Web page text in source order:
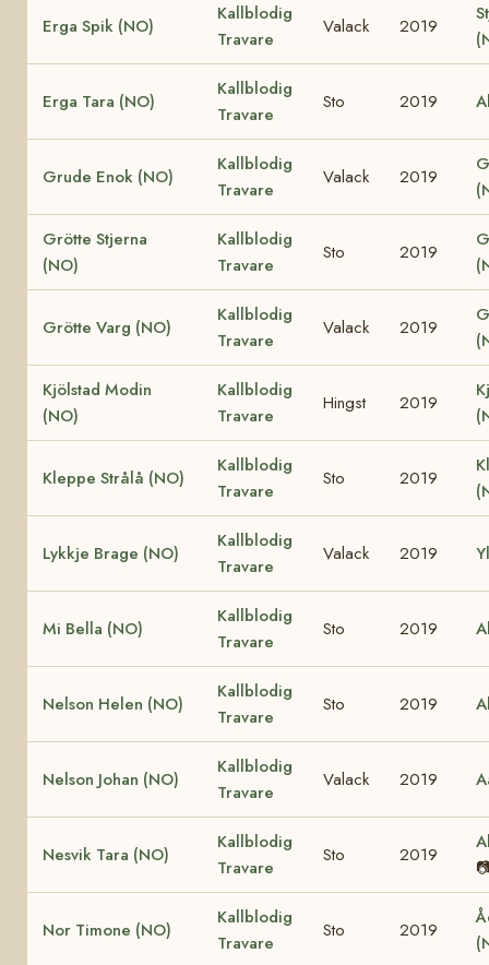
Erga Spik (NO)
Kallblodig
Travare
Valack 2019
Erga Tara (NO)
Kallblodig
Travare
Sto 2019
Grude Enok (NO)
Kallblodig
Travare
Valack 2019
Grötte Stjerna
(NO)
Kallblodig
Travare
Sto 2019
Grötte Varg (NO)
Kallblodig
Travare
Valack 2019
Kjölstad Modin
(NO)
Kallblodig
Travare
Hingst 2019
Kleppe Strålå (NO)
Kallblodig
Travare
Sto 2019
Lykkje Brage (NO)
Kallblodig
Travare
Valack 2019
Mi Bella (NO)
Kallblodig
Travare
Sto 2019
Nelson Helen (NO)
Kallblodig
Travare
Sto 2019
Nelson Johan (NO)
Kallblodig
Travare
Valack 2019
Nesvik Tara (NO)
Kallblodig
Travare
Sto 2019
Nor Timone (NO)
Kallblodig
Travare
Sto 2019